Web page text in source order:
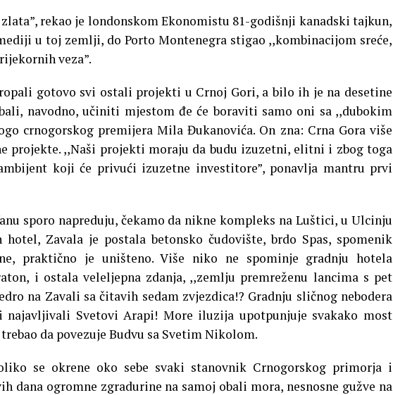
rekao je londonskom Ekonomistu 81-godišnji kanadski tajkun,
u toj zemlji, do Porto Montenegra stigao ,,kombinacijom sreće,
veza”.
gotovo svi ostali projekti u Crnoj Gori, a bilo ih je na desetine
navodno, učiniti mjestom đe će boraviti samo oni sa ,,dubokim
crnogorskog premijera Mila Đukanovića. On zna: Crna Gora više
projekte. ,,Naši projekti moraju da budu izuzetni, elitni i zbog toga
koji će privući izuzetne investitore”, ponavlja mantru prvi
sporo napreduju, čekamo da nikne kompleks na Luštici, u Ulcinju
hotel, Zavala je postala betonsko čudovište, brdo Spas, spomenik
praktično je uništeno. Više niko ne spominje gradnju hotela
i ostala veleljepna zdanja, ,,zemlju premreženu lancima s pet
na Zavali sa čitavih sedam zvjezdica!? Gradnju sličnog nebodera
najavljivali Svetovi Arapi! More iluzija upotpunjuje svakako most
da povezuje Budvu sa Svetim Nikolom.
se okrene oko sebe svaki stanovnik Crnogorskog primorja i
dana ogromne zgradurine na samoj obali mora, nesnosne gužve na